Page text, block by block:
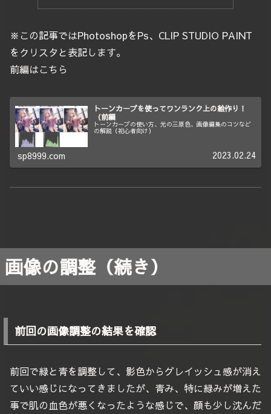
※この記事ではPhotoshopをPs、CLIP STUDIO PAINT
をクリスタと表記します。
前編はこちら
トーンカーブを使ってワンランク上の絵作り！
（前編
トーンカーブの使い方、光の三原色、画像編集のコツなど
の解説（初心者向け）
sp8999.com 2023.02.24
画像の調整（続き）
前回の画像調整の結果を確認
前回で緑と青を調整して、影色からグレイッシュ感が消え
ていい感じになってきましたが、青み、特に緑みが増えた
事で肌の血色が悪くなったような感じで、顔も少し沈んだ